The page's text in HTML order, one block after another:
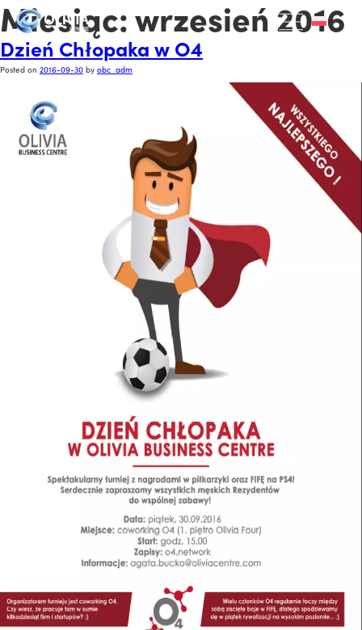
Miesiąc:wrzesień 2016
Dzień Chłopaka w O4
Posted on 2016-09-30 by obc_adm